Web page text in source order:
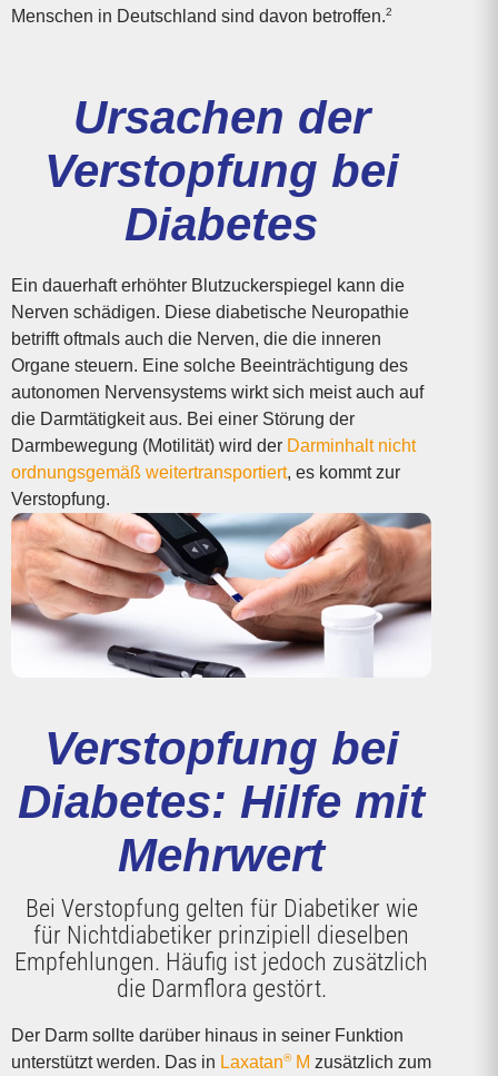
Menschen in Deutschland sind davon betroffen.2
Ursachen der
Verstopfung bei
Diabetes
Ein dauerhaft erhöhter Blutzuckerspiegel kann die
Nerven schädigen. Diese diabetische Neuropathie
betrifft oftmals auch die Nerven, die die inneren
Organe steuern. Eine solche Beeinträchtigung des
autonomen Nervensystems wirkt sich meist auch auf
die Darmtätigkeit aus. Bei einer Störung der
Darmbewegung (Motilität) wird der Darminhalt nicht
ordnungsgemäß weitertransportiert, es kommt zur
Verstopfung.
Verstopfung bei
Diabetes: Hilfe mit
Mehrwert
Bei Verstopfung gelten für Diabetiker wie
für Nichtdiabetiker prinzipiell dieselben
Empfehlungen. Häufig ist jedoch zusätzlich
die Darmflora gestört.
Der Darm sollte darüber hinaus in seiner Funktion
unterstützt werden. Das in Laxatan®M zusätzlich zum